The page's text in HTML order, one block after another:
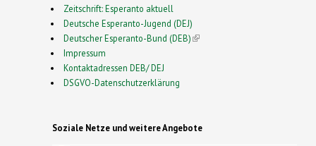
Zeitschrift: Esperanto aktuell
Deutsche Esperanto-Jugend (DEJ)
Deutscher Esperanto-Bund (DEB)(link is external)
Impressum
Kontaktadressen DEB/ DEJ
DSGVO-Datenschutzerklärung
Soziale Netze und weitere Angebote